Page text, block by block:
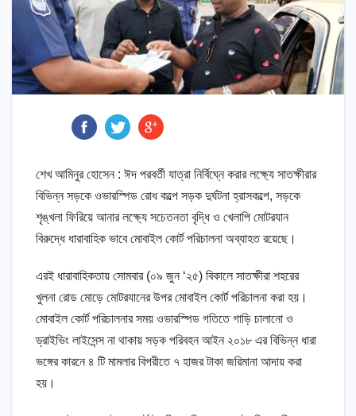
শেখ আমিনুর হোসেন : ঈদ পরবর্তী যাত্রা নির্বিঘ্নে করার লক্ষ্যে সাতক্ষীরার
বিভিন্ন সড়কে ওভারস্পিড রোধ কল্পে সড়ক দুর্ঘটনা হ্রাসকল্পে, সড়কে
শৃঙ্খলা ফিরিয়ে আনার লক্ষ্যে সচেতনতা বৃদ্ধি ও খেলাপি মোটরযান
বিরুদ্ধে ধারাবাহিক ভাবে মোবাইল কোর্ট পরিচালনা অব্যাহত রয়েছে।
এরই ধারাবাহিকতায় সোমবার (০৯ জুন ‘২৫) বিকালে সাতক্ষীরা শহরের
খুলনা রোড মোড়ে মোটরযানের উপর মোবাইল কোর্ট পরিচালনা করা হয়।
মোবাইল কোর্ট পরিচালনার সময় ওভারস্পিড গতিতে গাড়ি চালানো ও
ড্রাইভিং লাইসেন্স না থাকায় সড়ক পরিবহন আইন ২০১৮ এর বিভিন্ন ধারা
ভঙ্গের কারনে ৪ টি মামলার বিপরীতে ৭ হাজর টাকা জরিমানা আদায় করা
হয়।